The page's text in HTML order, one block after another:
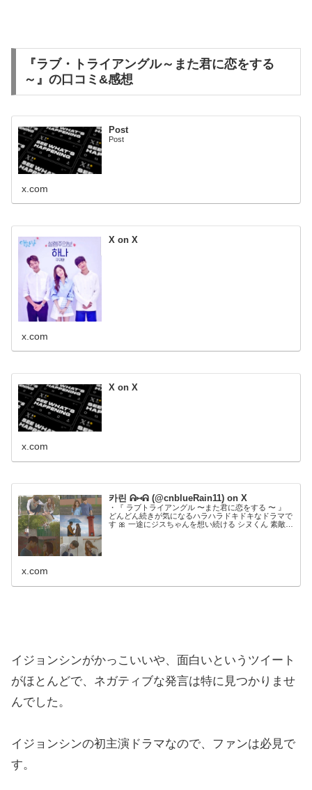
『ラブ・トライアングル～また君に恋をする
～』の口コミ&感想
Post
Post
x.com
X on X
x.com
X on X
x.com
카린 ᕱ⑅ᕱ (@cnblueRain11) on X
・『 ラブトライアングル 〜また君に恋をする 〜 』
どんどん続きが気になるハラハラドキドキなドラマで
す 🎀 一途にジスちゃんを想い続ける シヌくん 素敵す
x.com
イジョンシンがかっこいいや、面白いというツイート
がほとんどで、ネガティブな発言は特に見つかりませ
んでした。
イジョンシンの初主演ドラマなので、ファンは必見で
す。